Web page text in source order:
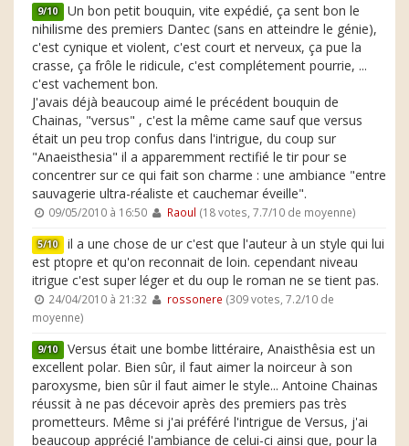
9/10 Un bon petit bouquin, vite expédié, ça sent bon le
nihilisme des premiers Dantec (sans en atteindre le génie),
c'est cynique et violent, c'est court et nerveux, ça pue la
crasse, ça frôle le ridicule, c'est complétement pourrie, ...
c'est vachement bon.
J'avais déjà beaucoup aimé le précédent bouquin de
Chainas, "versus" , c'est la même came sauf que versus
était un peu trop confus dans l'intrigue, du coup sur
"Anaeisthesia" il a apparemment rectifié le tir pour se
concentrer sur ce qui fait son charme : une ambiance "entre
sauvagerie ultra-réaliste et cauchemar éveille".
09/05/2010 à 16:50 Raoul (18 votes, 7.7/10 de moyenne)
5/10 il a une chose de ur c'est que l'auteur à un style qui lui
est ptopre et qu'on reconnait de loin. cependant niveau
itrigue c'est super léger et du oup le roman ne se tient pas.
24/04/2010 à 21:32 rossonere (309 votes, 7.2/10 de
moyenne)
9/10 Versus était une bombe littéraire, Anaisthêsia est un
excellent polar. Bien sûr, il faut aimer la noirceur à son
paroxysme, bien sûr il faut aimer le style... Antoine Chainas
réussit à ne pas décevoir après des premiers pas très
prometteurs. Même si j'ai préféré l'intrigue de Versus, j'ai
beaucoup apprécié l'ambiance de celui-ci ainsi que, pour la